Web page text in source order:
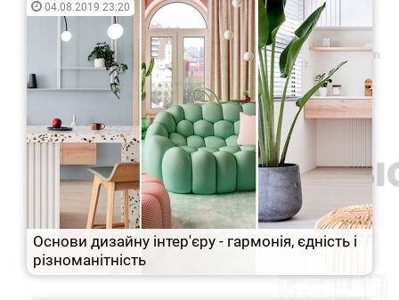
04.08.2019 23:20
Основи дизайну інтер'єру - гармонія, єдність і
різноманітність